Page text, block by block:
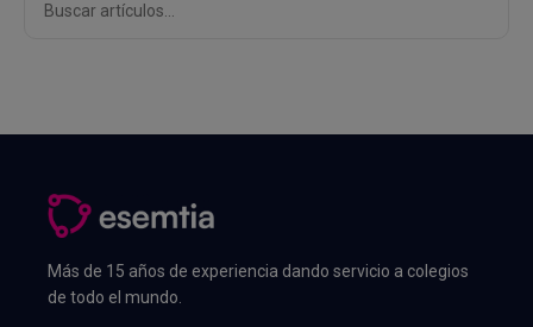
Más de 15 años de experiencia dando servicio a colegios
de todo el mundo.